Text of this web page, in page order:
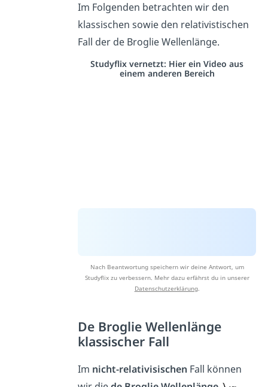
Im Folgenden betrachten wir den
klassischen sowie den relativistischen
Fall der de Broglie Wellenlänge.
Studyflix vernetzt: Hier ein Video aus
einem anderen Bereich
Nach Beantwortung speichern wir deine Antwort, um
Studyflix zu verbessern. Mehr dazu erfährst du in unserer
Datenschutzerklärung.
De Broglie Wellenlänge
klassischer Fall
Im nicht-relativisischen Fall können